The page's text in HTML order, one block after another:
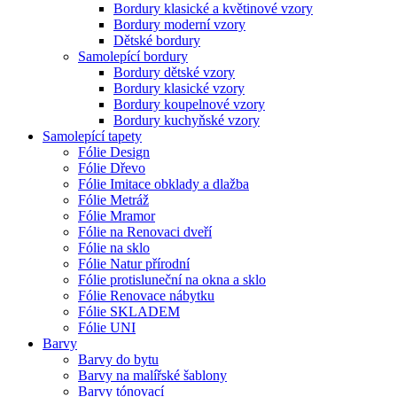
Bordury klasické a květinové vzory
Bordury moderní vzory
Dětské bordury
Samolepící bordury
Bordury dětské vzory
Bordury klasické vzory
Bordury koupelnové vzory
Bordury kuchyňské vzory
Samolepící tapety
Fólie Design
Fólie Dřevo
Fólie Imitace obklady a dlažba
Fólie Metráž
Fólie Mramor
Fólie na Renovaci dveří
Fólie na sklo
Fólie Natur přírodní
Fólie protisluneční na okna a sklo
Fólie Renovace nábytku
Fólie SKLADEM
Fólie UNI
Barvy
Barvy do bytu
Barvy na malířské šablony
Barvy tónovací